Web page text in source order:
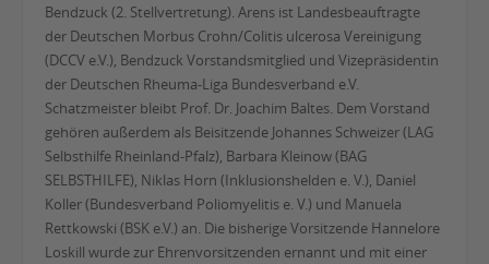
Bendzuck (2. Stellvertretung). Arens ist Landesbeauftragte
der Deutschen Morbus Crohn/Colitis ulcerosa Vereinigung
(DCCV e.V.), Bendzuck Vorstandsmitglied und Vizepräsidentin
der Deutschen Rheuma-Liga Bundesverband e.V.
Schatzmeister bleibt Prof. Dr. Joachim Baltes. Dem Vorstand
gehören außerdem als Beisitzende Johannes Schweizer (LAG
Selbsthilfe Rheinland-Pfalz), Barbara Kleinow (BAG
SELBSTHILFE), Niklas Horn (Inklusionshelden e. V.), Daniel
Koller (Bundesverband Poliomyelitis e. V.) und Manuela
Rettkowski (BSK e.V.) an. Die bisherige Vorsitzende Hannelore
Loskill wurde zur Ehrenvorsitzenden ernannt und mit einer